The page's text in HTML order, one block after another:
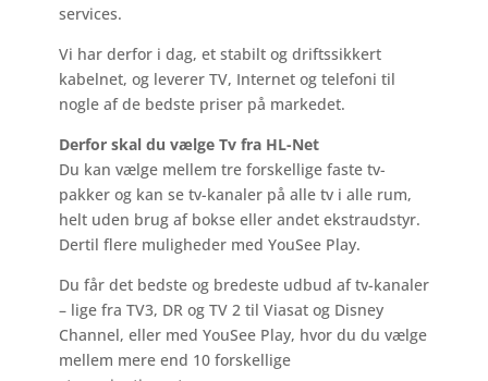
services.
Vi har derfor i dag, et stabilt og driftssikkert
kabelnet, og leverer TV, Internet og telefoni til
nogle af de bedste priser på markedet.
Derfor skal du vælge Tv fra HL-Net
Du kan vælge mellem tre forskellige faste tv-
pakker og kan se tv-kanaler på alle tv i alle rum,
helt uden brug af bokse eller andet ekstraudstyr.
Dertil flere muligheder med YouSee Play.
Du får det bedste og bredeste udbud af tv-kanaler
– lige fra TV3, DR og TV 2 til Viasat og Disney
Channel, eller med YouSee Play, hvor du du vælge
mellem mere end 10 forskellige